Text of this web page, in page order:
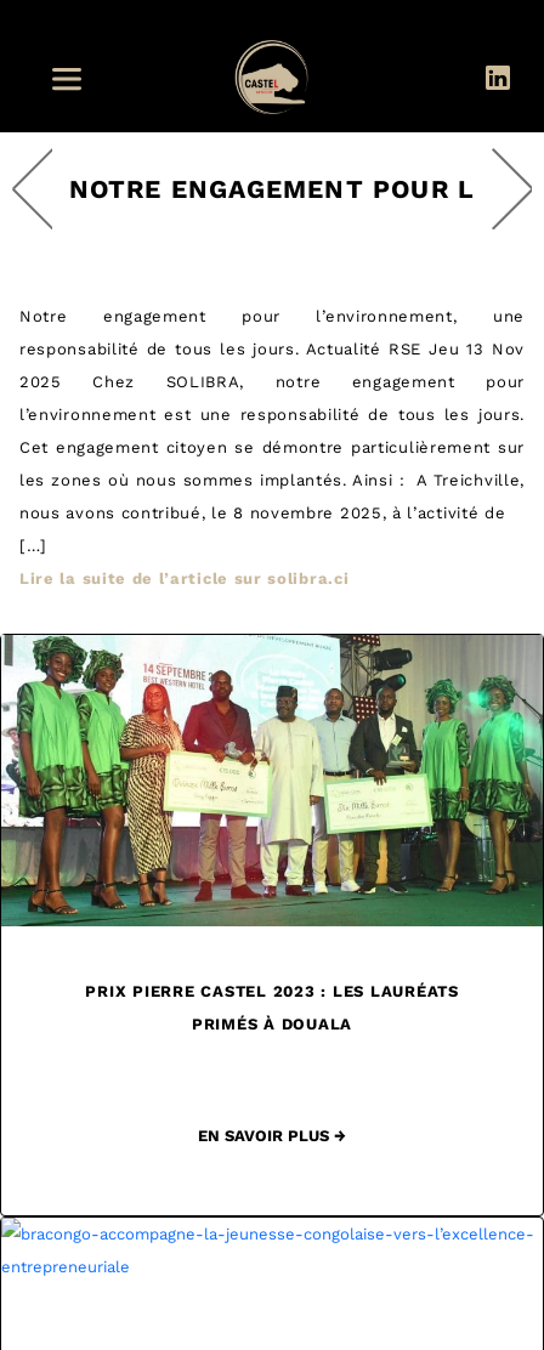
NOTRE ENGAGEMENT POUR L
Notre engagement pour l’environnement, une
responsabilité de tous les jours. Actualité RSE Jeu 13 Nov
2025 Chez SOLIBRA, notre engagement pour
l’environnement est une responsabilité de tous les jours.
Cet engagement citoyen se démontre particulièrement sur
les zones où nous sommes implantés. Ainsi : A Treichville,
nous avons contribué, le 8 novembre 2025, à l’activité de
[…]
Lire la suite de l’article sur solibra.ci
PRIX PIERRE CASTEL 2023 : LES LAURÉATS
PRIMÉS À DOUALA
EN SAVOIR PLUS →